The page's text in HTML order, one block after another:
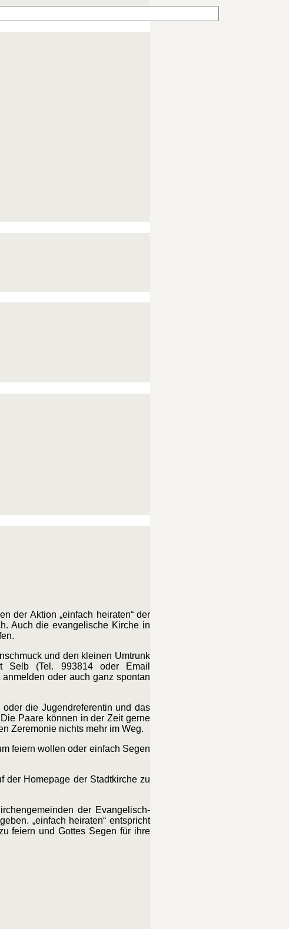
der Aktion „einfach heiraten“ der
Auch die evangelische Kirche in
und den kleinen Umtrunk
Selb (Tel. 993814 oder Email
oder auch ganz spontan
die Jugendreferentin und das
Paare können in der Zeit gerne
Zeremonie nichts mehr im Weg.
feiern wollen oder einfach Segen
der Homepage der Stadtkirche zu
der Evangelisch-
„einfach heiraten“ entspricht
feiern und Gottes Segen für ihre